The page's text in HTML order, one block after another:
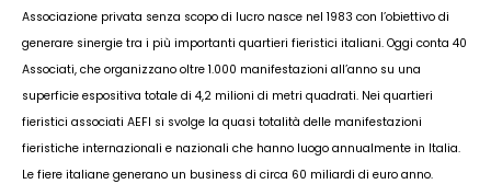
Associazione privata senza scopo di lucro nasce nel 1983 con l’obiettivo di
generare sinergie tra i più importanti quartieri fieristici italiani. Oggi conta 40
Associati, che organizzano oltre 1.000 manifestazioni all’anno su una
superficie espositiva totale di 4,2 milioni di metri quadrati. Nei quartieri
fieristici associati AEFI si svolge la quasi totalità delle manifestazioni
fieristiche internazionali e nazionali che hanno luogo annualmente in Italia.
Le fiere italiane generano un business di circa 60 miliardi di euro anno.